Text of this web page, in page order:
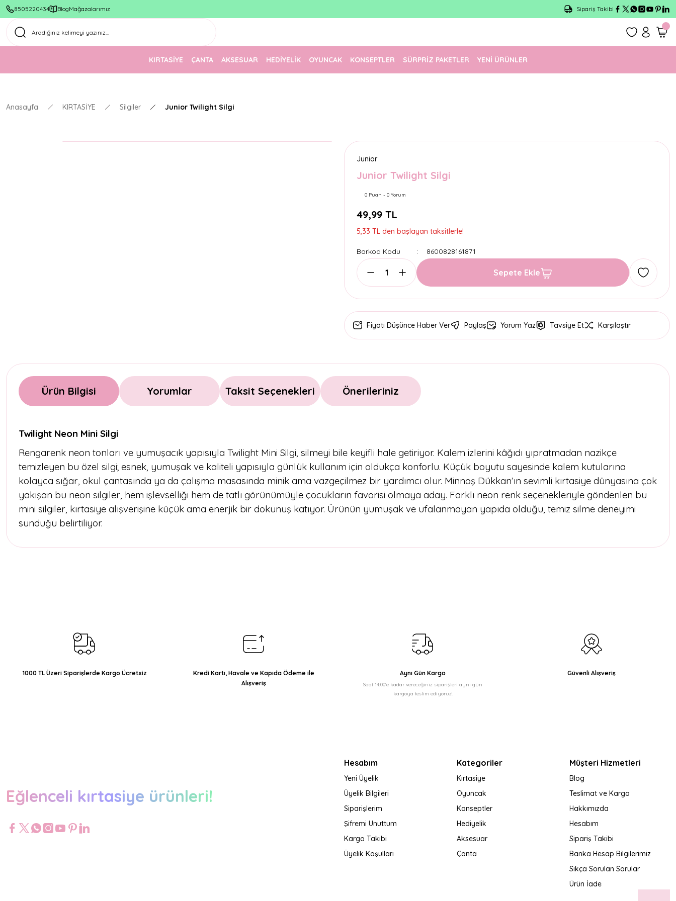
8505220434 BlogMağazalarımız
1500 TL Üzeri Ücretsiz Kargo
Sipariş Takibi
KIRTASİYE ÇANTA AKSESUAR HEDİYELİK OYUNCAK KONSEPTLER SÜRPRİZ PAKETLER YENİ ÜRÜNLER
Anasayfa KIRTASİYE Silgiler Junior Twilight Silgi
Junior
Junior Twilight Silgi
0 Puan - 0 Yorum
49,99 TL
5,33 TL den başlayan taksitlerle!
Barkod Kodu 8600828161871
Sepete Ekle
Fiyatı Düşünce Haber Ver Paylaş Yorum Yaz Tavsiye Et Karşılaştır
Ürün Bilgisi Yorumlar Taksit Seçenekleri Önerileriniz
Twilight Neon Mini Silgi
Rengarenk neon tonları ve yumuşacık yapısıyla Twilight Mini Silgi, silmeyi bile keyifli hale getiriyor. Kalem izlerini kâğıdı yıpratmadan nazikçe
temizleyen bu özel silgi; esnek, yumuşak ve kaliteli yapısıyla günlük kullanım için oldukça konforlu. Küçük boyutu sayesinde kalem kutularına
kolayca sığar, okul çantasında ya da çalışma masasında minik ama vazgeçilmez bir yardımcı olur. Minnoş Dükkan’ın sevimli kırtasiye dünyasına çok
yakışan bu neon silgiler, hem işlevselliği hem de tatlı görünümüyle çocukların favorisi olmaya aday. Farklı neon renk seçenekleriyle gönderilen bu
mini silgiler, kırtasiye alışverişine küçük ama enerjik bir dokunuş katıyor. Ürünün yumuşak ve ufalanmayan yapıda olduğu, temiz silme deneyimi
sunduğu belirtiliyor.
Ürün fiyatı diğer sitelerden daha pahalı.
Bu ürüne benzer farklı alternatifler olmalı.
1000 TL Üzeri Siparişlerde Kargo Ücretsiz
Kredi Kartı, Havale ve Kapıda Ödeme ile
Alışveriş
Aynı Gün Kargo
Saat 14:00'e kadar vereceğiniz siparişleri aynı gün
kargoya teslim ediyoruz!
Güvenli Alışveriş
Eğlenceli kırtasiye ürünleri!
Hesabım
Yeni Üyelik
Üyelik Bilgileri
Siparişlerim
Şifremi Unuttum
Kargo Takibi
Üyelik Koşulları
Kategoriler
Kırtasiye
Oyuncak
Konseptler
Hediyelik
Aksesuar
Çanta
Müşteri Hizmetleri
Blog
Teslimat ve Kargo
Hakkımızda
Hesabım
Sipariş Takibi
Banka Hesap Bilgilerimiz
Sıkça Sorulan Sorular
Ürün İade